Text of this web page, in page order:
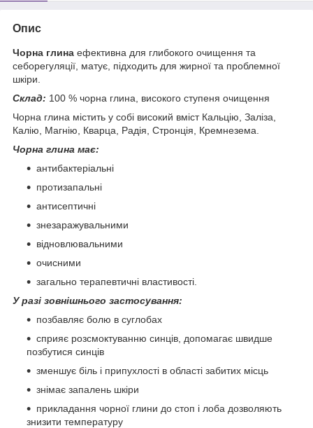
Опис
Чорна глина ефективна для глибокого очищення та
себорегуляції, матує, підходить для жирної та проблемної
шкіри.
Склад: 100 % чорна глина, високого ступеня очищення
Чорна глина містить у собі високий вміст Кальцію, Заліза,
Калію, Магнію, Кварца, Радія, Стронція, Кремнезема.
Чорна глина має:
антибактеріальні
протизапальні
антисептичні
знезаражувальними
відновлювальними
очисними
загально терапевтичні властивості.
У разі зовнішнього застосування:
позбавляє болю в суглобах
сприяє розсмоктуванню синців, допомагає швидше
позбутися синців
зменшує біль і припухлості в області забитих місць
знімає запалень шкіри
прикладання чорної глини до стоп і лоба дозволяють
знизити температуру